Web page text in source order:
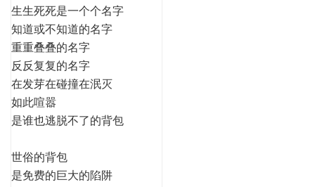
生生死死是一个个名字
知道或不知道的名字
重重叠叠的名字
反反复复的名字
在发芽在碰撞在泯灭
如此喧嚣
是谁也逃脱不了的背包
世俗的背包
是免费的巨大的陷阱